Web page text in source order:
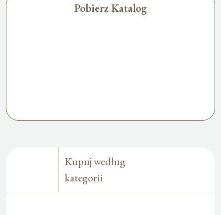
Pobierz Katalog
Kupuj według
kategorii